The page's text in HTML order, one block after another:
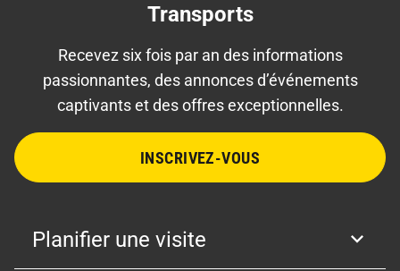
Transports
Recevez six fois par an des informations
passionnantes, des annonces d’événements
captivants et des offres exceptionnelles.
INSCRIVEZ-VOUS
Planifier une visite